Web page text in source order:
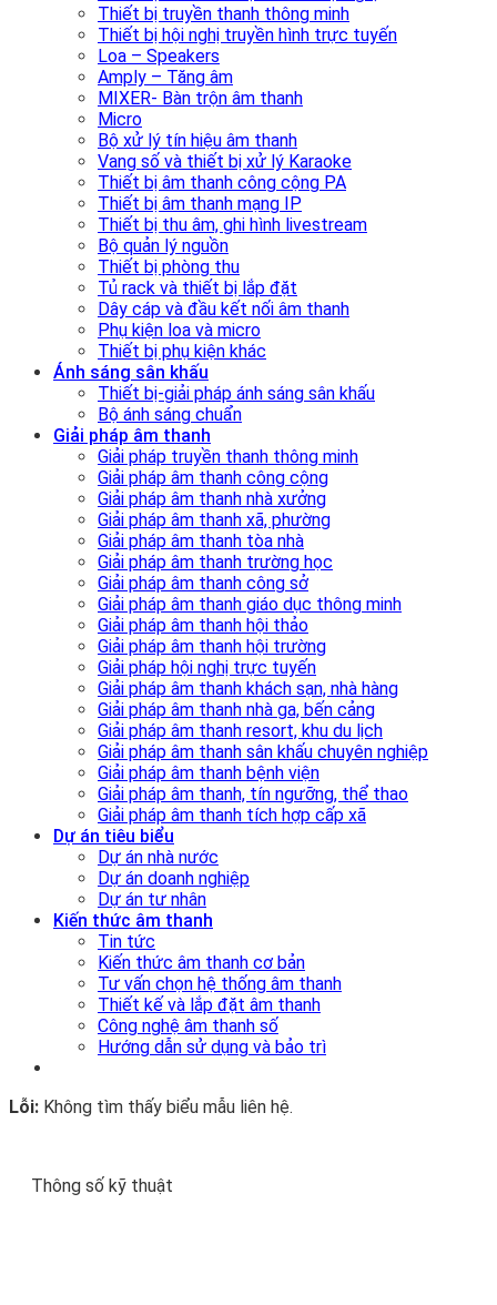
Thiết bị truyền thanh thông minh
Thiết bị hội nghị truyền hình trực tuyến
Loa – Speakers
Amply – Tăng âm
MIXER- Bàn trộn âm thanh
Micro
Bộ xử lý tín hiệu âm thanh
Vang số và thiết bị xử lý Karaoke
Thiết bị âm thanh công cộng PA
Thiết bị âm thanh mạng IP
Thiết bị thu âm, ghi hình livestream
Bộ quản lý nguồn
Thiết bị phòng thu
Tủ rack và thiết bị lắp đặt
Dây cáp và đầu kết nối âm thanh
Phụ kiện loa và micro
Thiết bị phụ kiện khác
Ánh sáng sân khấu
Thiết bị-giải pháp ánh sáng sân khấu
Bộ ánh sáng chuẩn
Giải pháp âm thanh
Giải pháp truyền thanh thông minh
Giải pháp âm thanh công cộng
Giải pháp âm thanh nhà xưởng
Giải pháp âm thanh xã, phường
Giải pháp âm thanh tòa nhà
Giải pháp âm thanh trường học
Giải pháp âm thanh công sở
Giải pháp âm thanh giáo dục thông minh
Giải pháp âm thanh hội thảo
Giải pháp âm thanh hội trường
Giải pháp hội nghị trực tuyến
Giải pháp âm thanh khách sạn, nhà hàng
Giải pháp âm thanh nhà ga, bến cảng
Giải pháp âm thanh resort, khu du lịch
Giải pháp âm thanh sân khấu chuyên nghiệp
Giải pháp âm thanh bệnh viện
Giải pháp âm thanh, tín ngưỡng, thể thao
Giải pháp âm thanh tích hợp cấp xã
Dự án tiêu biểu
Dự án nhà nước
Dự án doanh nghiệp
Dự án tư nhân
Kiến thức âm thanh
Tin tức
Kiến thức âm thanh cơ bản
Tư vấn chọn hệ thống âm thanh
Thiết kế và lắp đặt âm thanh
Công nghệ âm thanh số
Hướng dẫn sử dụng và bảo trì
Lỗi: Không tìm thấy biểu mẫu liên hệ.
Thông số kỹ thuật